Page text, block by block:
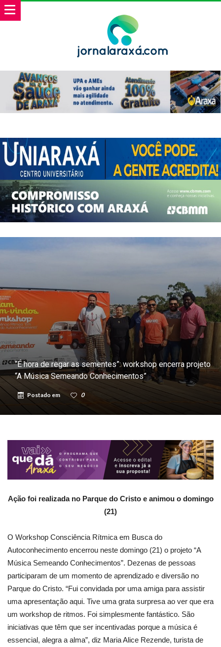
“É hora de regar as sementes”: workshop encerra projeto
“A Música Semeando Conhecimentos”
Postado em 0
Ação foi realizada no Parque do Cristo e animou o domingo
(21)
O Workshop Consciência Rítmica em Busca do
Autoconhecimento encerrou neste domingo (21) o projeto “A
Música Semeando Conhecimentos”. Dezenas de pessoas
participaram de um momento de aprendizado e diversão no
Parque do Cristo. “Fui convidada por uma amiga para assistir
uma apresentação aqui. Tive uma grata surpresa ao ver que era
um workshop de ritmos. Foi simplesmente fantástico. São
iniciativas que têm que ser incentivadas porque a música é
essencial, alegra a alma”, diz Maria Alice Rezende, turista de